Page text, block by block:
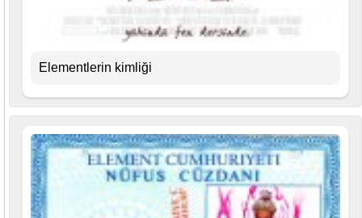
Elementlerin kimliği